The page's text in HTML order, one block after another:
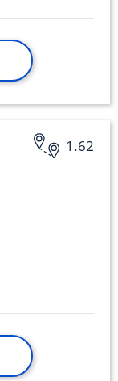
1.62